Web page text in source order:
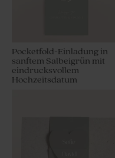
Pocketfold-Einladung in
sanftem Salbeigrün mit
eindrucksvollem
Hochzeitsdatum